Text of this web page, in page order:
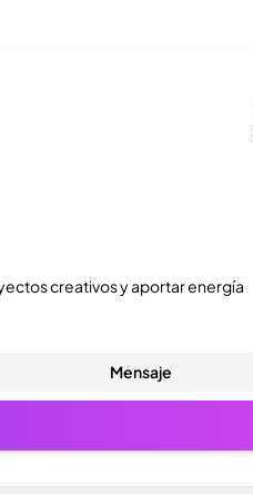
creativos y aportar energía
Mensaje